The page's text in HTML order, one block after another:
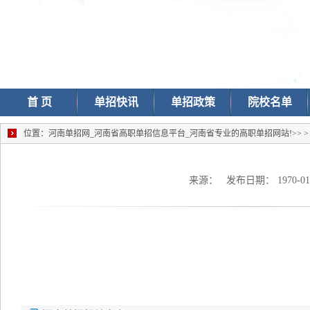
首 页 单招快讯 单招政策 院校名单
位置： 河南单招网_河南省高职单招信息平台_河南省专业的高职单招网站!>> >
来源： 发布日期： 1970-